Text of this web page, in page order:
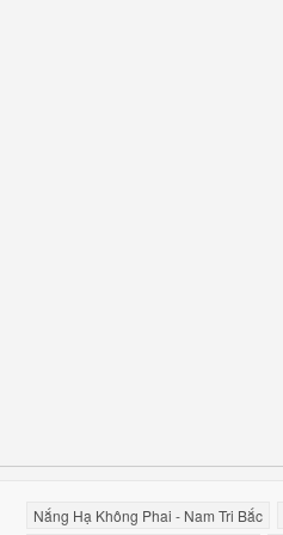
Nắng Hạ Không Phai - Nam Tri Bắc